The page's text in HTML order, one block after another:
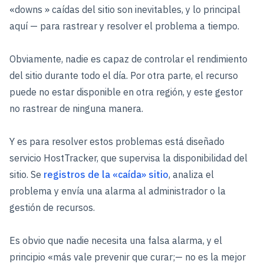
«downs » caídas del sitio son inevitables, y lo principal
aquí — para rastrear y resolver el problema a tiempo.
Obviamente, nadie es capaz de controlar el rendimiento
del sitio durante todo el día. Por otra parte, el recurso
puede no estar disponible en otra región, y este gestor
no rastrear de ninguna manera.
Y es para resolver estos problemas está diseñado
servicio HostTracker, que supervisa la disponibilidad del
sitio. Se registros de la «caída» sitio, analiza el
problema y envía una alarma al administrador o la
gestión de recursos.
Es obvio que nadie necesita una falsa alarma, y el
principio «más vale prevenir que curar;— no es la mejor